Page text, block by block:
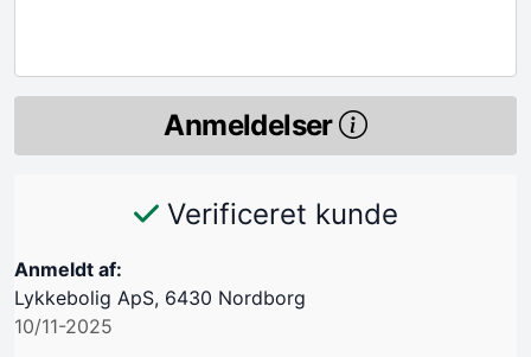
Anmeldelser
Verificeret kunde
Anmeldt af:
Lykkebolig ApS, 6430 Nordborg
10/11-2025